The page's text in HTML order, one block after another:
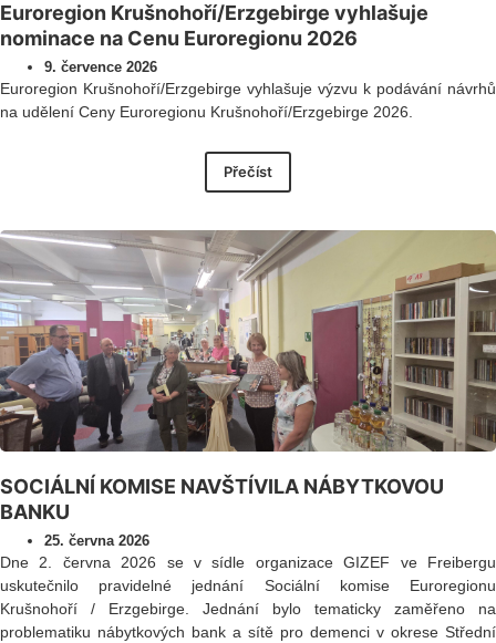
Euroregion Krušnohoří/Erzgebirge vyhlašuje
nominace na Cenu Euroregionu 2026
9. července 2026
Euroregion Krušnohoří/Erzgebirge vyhlašuje výzvu k podávání návrhů
na udělení Ceny Euroregionu Krušnohoří/Erzgebirge 2026.
Přečíst
SOCIÁLNÍ KOMISE NAVŠTÍVILA NÁBYTKOVOU
BANKU
25. června 2026
Dne 2. června 2026 se v sídle organizace GIZEF ve Freibergu
uskutečnilo pravidelné jednání Sociální komise Euroregionu
Krušnohoří / Erzgebirge. Jednání bylo tematicky zaměřeno na
problematiku nábytkových bank a sítě pro demenci v okrese Střední